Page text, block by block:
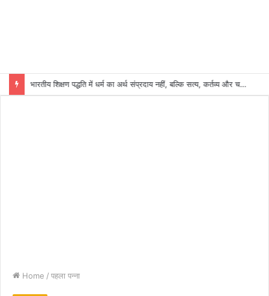
भारतीय शिक्षण पद्धति में धर्म का अर्थ संप्रदाय नहीं, बल्कि सत्य, कर्तव्य और चरित्र निर्माण है: विजय प्रकाश
Home / पहला पन्ना